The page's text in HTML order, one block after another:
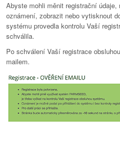
Abyste mohli měnit registrační
oznámení, zobrazit nebo vytisknout
systému provedla kontrolu Vaší
schválila.
Po schválení Vaší registrace
mailem.